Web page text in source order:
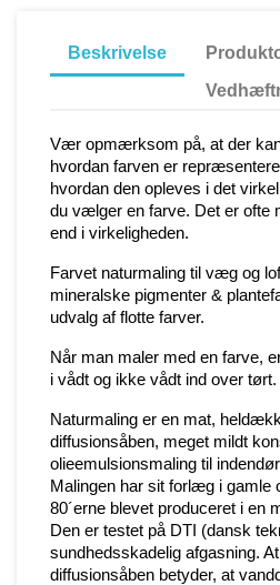
Beskrivelse
Vær opmærksom på, at der
hvordan farven er
hvordan den opleves i det
du vælger en farve. Det er
end i virkeligheden.
Farvet naturmaling til væg og
mineralske pigmenter &
udvalg af flotte farver.
Når man maler med en farve,
i vådt og ikke vådt ind over tørt.
Naturmaling er en mat,
diffusionsåben, meget mildt
olieemulsionsmaling til
Malingen har sit forlæg i gamle
80´erne blevet produceret i en
Den er testet på DTI (dansk
sundhedsskadelig afgasning.
diffusionsåben betyder, at